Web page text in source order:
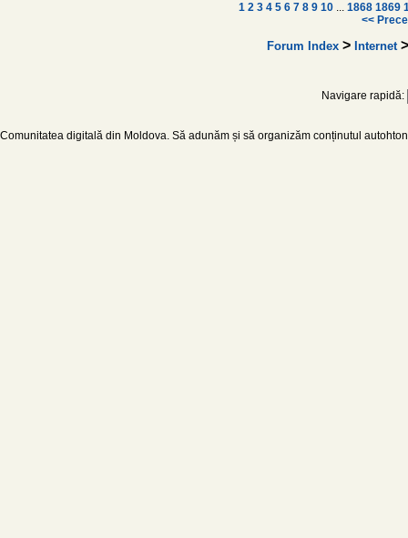
1 2 3 4 5 6 7 8 9 10... 1868 1869
<<
Forum Index> Internet
Navigare rapidă:
Comunitatea digitală din Moldova. Să adunăm și să organizăm conținutul